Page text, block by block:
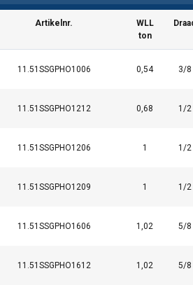
Artikelnr.
WLL
ton
11.51SSGPHO1006 0,54 3/8
11.51SSGPHO1212 0,68 1/2
11.51SSGPHO1206 1 1/2
11.51SSGPHO1209 1 1/2
11.51SSGPHO1606 1,02 5/8
11.51SSGPHO1612 1,02 5/8
Veiligheidsfactor:
Deze